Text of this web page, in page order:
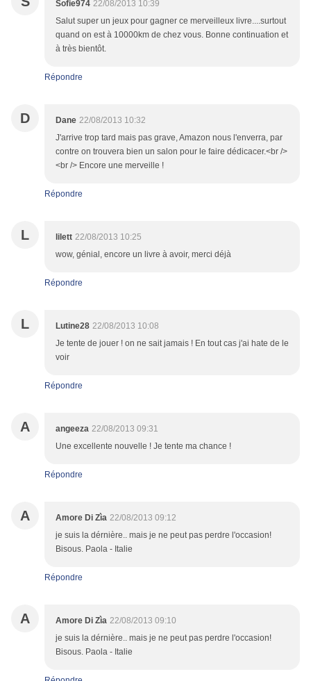
Sofie974 22/08/2013 10:39
Salut super un jeux pour gagner ce merveilleux livre....surtout
quand on est à 10000km de chez vous. Bonne continuation et
à très bientôt.
Répondre
D Dane 22/08/2013 10:32
J'arrive trop tard mais pas grave, Amazon nous l'enverra, par
contre on trouvera bien un salon pour le faire dédicacer.<br />
<br /> Encore une merveille !
Répondre
L lilett 22/08/2013 10:25
wow, génial, encore un livre à avoir, merci déjà
Répondre
L Lutine28 22/08/2013 10:08
Je tente de jouer ! on ne sait jamais ! En tout cas j'ai hate de le
voir
Répondre
A angeeza 22/08/2013 09:31
Une excellente nouvelle ! Je tente ma chance !
Répondre
A Amore Di Zìa 22/08/2013 09:12
je suis la dérnière.. mais je ne peut pas perdre l'occasion!
Bisous. Paola - Italie
Répondre
A Amore Di Zìa 22/08/2013 09:10
je suis la dérnière.. mais je ne peut pas perdre l'occasion!
Bisous. Paola - Italie